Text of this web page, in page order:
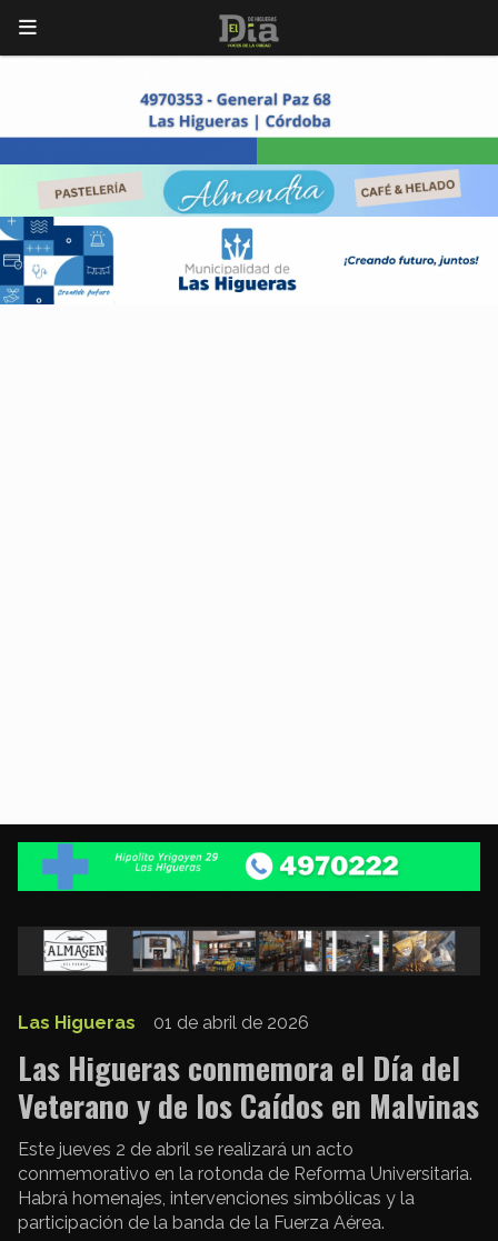
Las Higueras conmemora el Día del
Veterano y de los Caídos en Malvinas
Este jueves 2 de abril se realizará un acto
conmemorativo en la rotonda de Reforma Universitaria.
Habrá homenajes, intervenciones simbólicas y la
participación de la banda de la Fuerza Aérea.
Las Higueras 01 de abril de 2026